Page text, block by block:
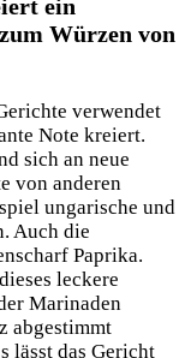
ein
Würzen von
verwendet
Note kreiert.
sich an neue
von anderen
ungarische und
Auch die
Paprika.
leckere
Marinaden
abgestimmt
lässt das Gericht